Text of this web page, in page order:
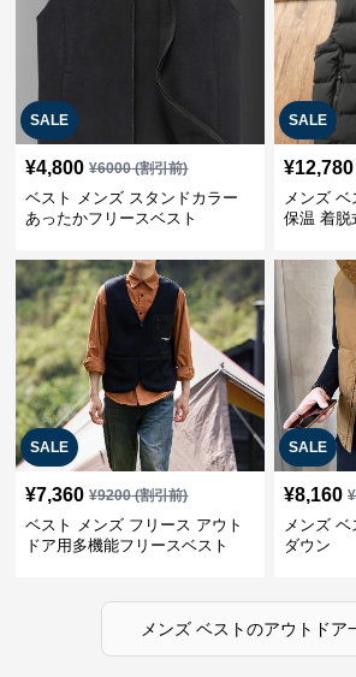
SALE
¥4,800 ¥6000(割引前)
ベスト メンズ スタンドカラー
あったかフリースベスト
SALE
¥12,780
メンズ
保温 着脱
SALE
¥7,360 ¥9200(割引前)
ベスト メンズ フリース アウト
ドア用多機能フリースベスト
SALE
¥8,160 ¥
メンズ
ダウン
メンズ ベストのアウトドア